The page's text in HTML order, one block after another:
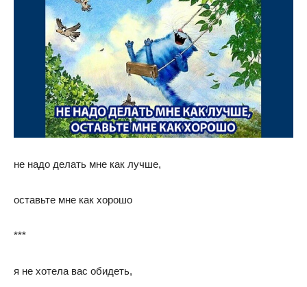
не надо делать мне как лучше,
оставьте мне как хорошо
***
я не хотела вас обидеть,